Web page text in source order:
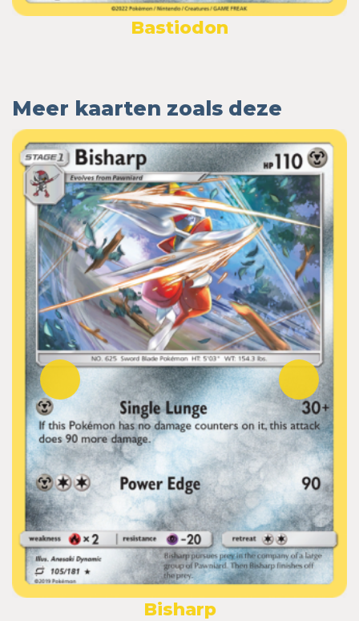
Bastiodon
Meer kaarten zoals deze
Bisharp